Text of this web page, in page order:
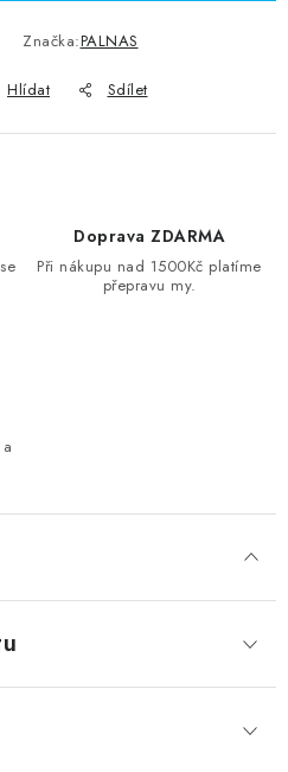
Značka:PALNAS
Hlídat Sdílet
Doprava ZDARMA
Při nákupu nad 1500Kč platíme
přepravu my.